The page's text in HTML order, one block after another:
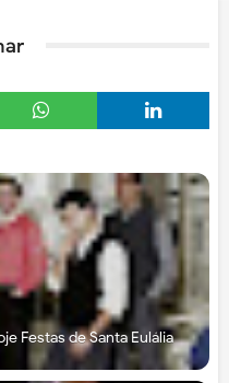
Festas de Santa Eulália